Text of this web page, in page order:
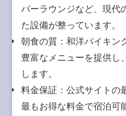
バーラウンジなど、現代
た設備が整っています。
朝食の質：和洋バイキン
豊富なメニューを提供し
します。
料金保証：公式サイトの
最もお得な料金で宿泊可